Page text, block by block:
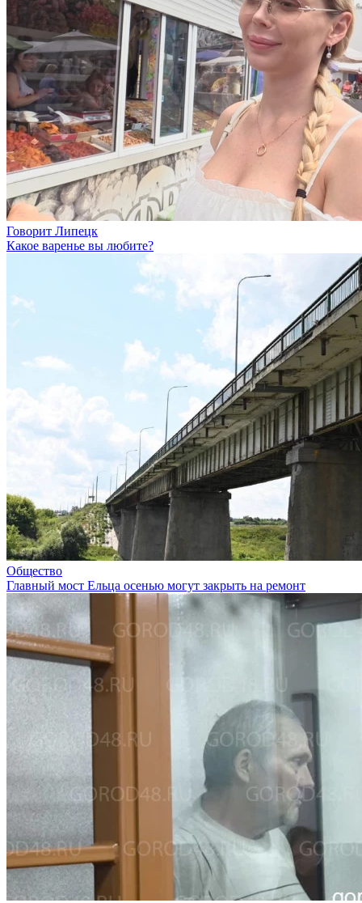
Говорит Липецк
Какое варенье вы любите?
Общество
Главный мост Ельца осенью могут закрыть на ремонт